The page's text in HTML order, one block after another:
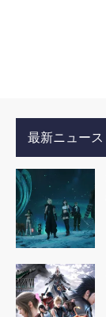
最新ニュース